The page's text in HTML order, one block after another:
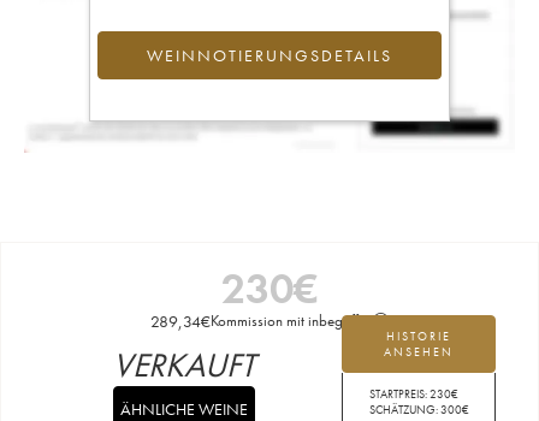
WEINNOTIERUNGSDETAILS
230€
289,34€Kommission mit inbegriffen
HISTORIE
ANSEHEN
STARTPREIS:230€
SCHÄTZUNG:300€
VERKAUFT
ÄHNLICHE WEINE